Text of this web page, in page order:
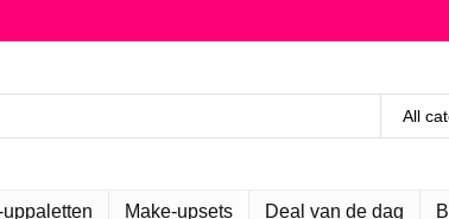
All
uppaletten Make-upsets Deal van de dag